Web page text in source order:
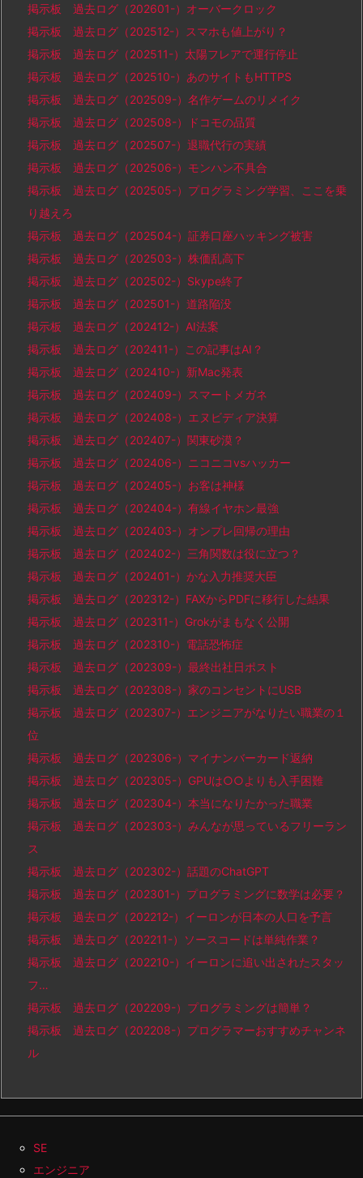
掲示板 過去ログ（202601-）オーバークロック
掲示板 過去ログ（202512-）スマホも値上がり？
掲示板 過去ログ（202511-）太陽フレアで運行停止
掲示板 過去ログ（202510-）あのサイトもHTTPS
掲示板 過去ログ（202509-）名作ゲームのリメイク
掲示板 過去ログ（202508-）ドコモの品質
掲示板 過去ログ（202507-）退職代行の実績
掲示板 過去ログ（202506-）モンハン不具合
掲示板 過去ログ（202505-）プログラミング学習、ここを乗
り越えろ
掲示板 過去ログ（202504-）証券口座ハッキング被害
掲示板 過去ログ（202503-）株価乱高下
掲示板 過去ログ（202502-）Skype終了
掲示板 過去ログ（202501-）道路陥没
掲示板 過去ログ（202412-）AI法案
掲示板 過去ログ（202411-）この記事はAI？
掲示板 過去ログ（202410-）新Mac発表
掲示板 過去ログ（202409-）スマートメガネ
掲示板 過去ログ（202408-）エヌビディア決算
掲示板 過去ログ（202407-）関東砂漠？
掲示板 過去ログ（202406-）ニコニコvsハッカー
掲示板 過去ログ（202405-）お客は神様
掲示板 過去ログ（202404-）有線イヤホン最強
掲示板 過去ログ（202403-）オンプレ回帰の理由
掲示板 過去ログ（202402-）三角関数は役に立つ？
掲示板 過去ログ（202401-）かな入力推奨大臣
掲示板 過去ログ（202312-）FAXからPDFに移行した結果
掲示板 過去ログ（202311-）Grokがまもなく公開
掲示板 過去ログ（202310-）電話恐怖症
掲示板 過去ログ（202309-）最終出社日ポスト
掲示板 過去ログ（202308-）家のコンセントにUSB
掲示板 過去ログ（202307-）エンジニアがなりたい職業の１
位
掲示板 過去ログ（202306-）マイナンバーカード返納
掲示板 過去ログ（202305-）GPUは○○よりも入手困難
掲示板 過去ログ（202304-）本当になりたかった職業
掲示板 過去ログ（202303-）みんなが思っているフリーラン
ス
掲示板 過去ログ（202302-）話題のChatGPT
掲示板 過去ログ（202301-）プログラミングに数学は必要？
掲示板 過去ログ（202212-）イーロンが日本の人口を予言
掲示板 過去ログ（202211-）ソースコードは単純作業？
掲示板 過去ログ（202210-）イーロンに追い出されたスタッ
フ…
掲示板 過去ログ（202209-）プログラミングは簡単？
掲示板 過去ログ（202208-）プログラマーおすすめチャンネ
ル
SE
エンジニア